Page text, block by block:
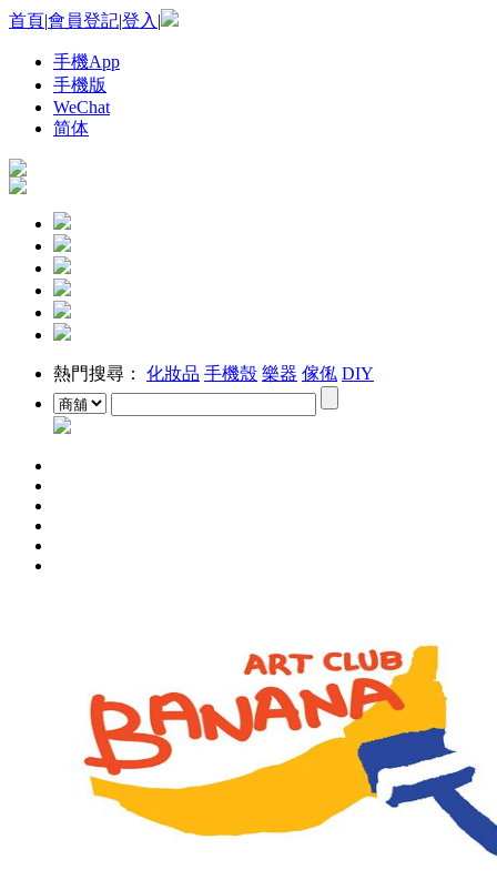
首頁|會員登記|登入 |
手機App
手機版
WeChat
简体
熱門搜尋： 化妝品 手機殼 樂器 傢俬 DIY